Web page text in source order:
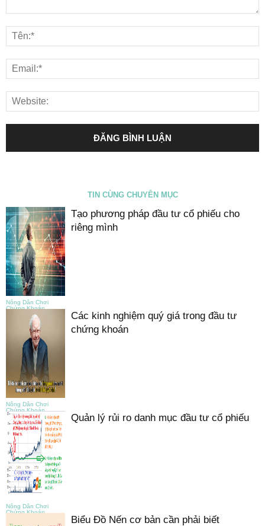
TIN CÙNG CHUYÊN MỤC
Nông Dân Chơi
Chứng Khoán
Tạo phương pháp đầu tư cổ phiếu cho
riêng mình
Nông Dân Chơi
Chứng Khoán
Các kinh nghiệm quý giá trong đầu tư
chứng khoán
Nông Dân Chơi
Chứng Khoán
Quản lý rủi ro danh mục đầu tư cổ phiếu
Biểu Đồ Nến cơ bản cần phải biết